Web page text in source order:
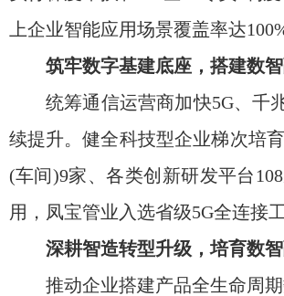
上企业智能应用场景覆盖率达
筑牢数字基建底座，搭建数
统筹通信运营商加快5G、千兆
续提升。健全科技型企业梯次培
(车间)9家、各类创新研发平台
用，凤宝管业入选省级5G全连接
深耕智造转型升级，培育数
推动企业搭建产品全生命周期